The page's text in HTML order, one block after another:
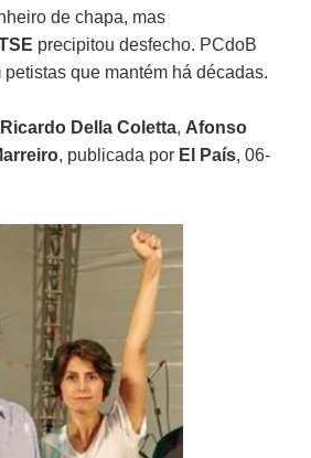
de chapa, mas
precipitou desfecho. PCdoB
que mantém há décadas.
Ricardo Della Coletta, Afonso
, publicada por El País, 06-